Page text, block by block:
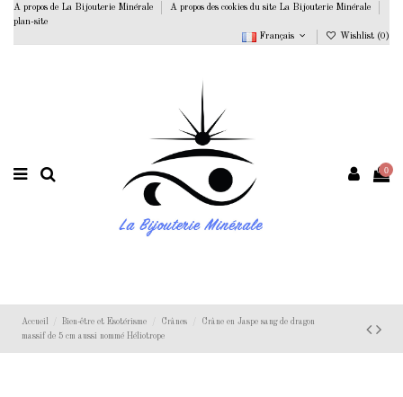
A propos de La Bijouterie Minérale
A propos des cookies du site La Bijouterie Minérale
plan-site
Français
Wishlist (0 )
0
Accueil Bien-être et Esotérisme Crânes
Crâne en Jaspe sang de dragon
massif de 5 cm aussi nommé Héliotrope